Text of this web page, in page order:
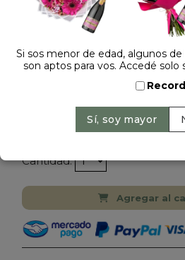
Dejá tu
RAMO DE 3 FLORES
COREANO
Precio: $ 45.000-$ 55.000
Cantidad:
Agregar al
Si sos menor de edad, algunos
son aptos para vos. Accedé